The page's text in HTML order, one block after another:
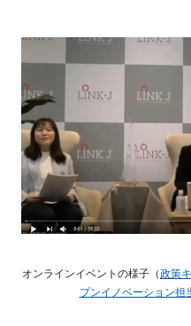
オンラインイベントの様子（政策
プンイノベーション担